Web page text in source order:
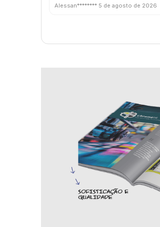
Alessan******** 5 de agosto de 2026